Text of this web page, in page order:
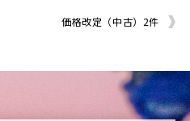
価格改定（中古）2件